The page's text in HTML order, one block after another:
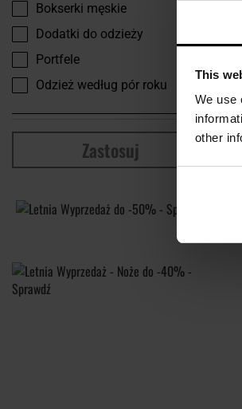
This
We use
other
Bokserki męskie
Dodatki do odzieży
Portfele
Odzież według pór roku
Zastosuj